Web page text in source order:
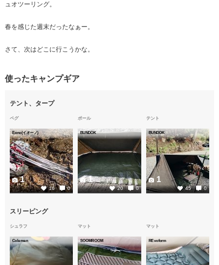
ュオツーリング。
春を感じた週末だったなぁー。
さて、次はどこに行こうかな。
使ったキャンプギア
テント、タープ
ペグ
Eono(イオーノ)
16 0
1
ポール
BUNDOK
20 0
1
テント
BUNDOK
45 0
1
スリーピング
シュラフ
Coleman
マット
SOOMROOM
マット
REvoform